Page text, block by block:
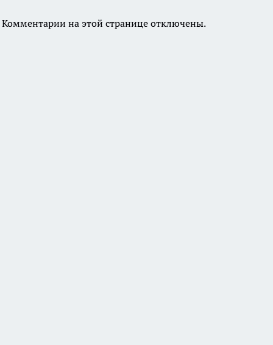
Комментарии на этой странице отключены.